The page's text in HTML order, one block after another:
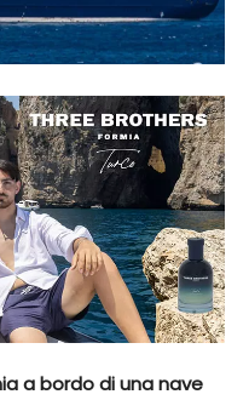
a bordo di una nave